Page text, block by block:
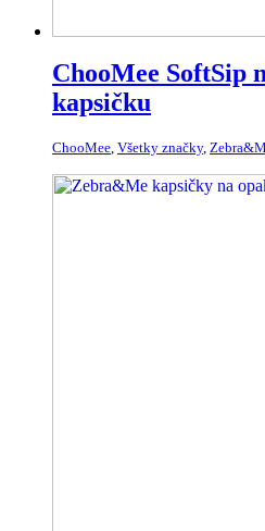
ChooMee SoftSip
kapsičku
ChooMee, Všetky značky,